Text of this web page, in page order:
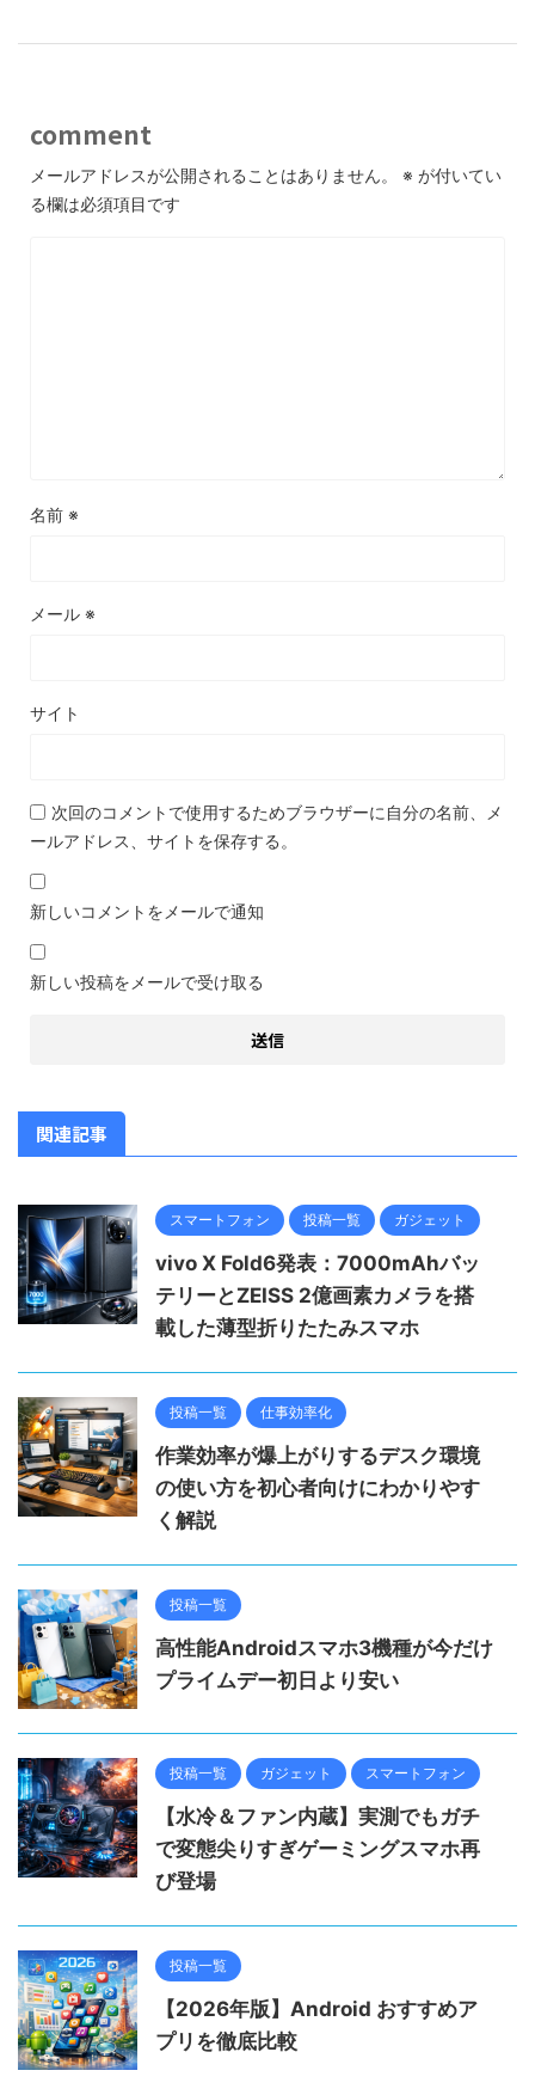
comment
メールアドレスが公開されることはありません。 ※ が付いてい
る欄は必須項目です
名前 ※
メール ※
サイト
次回のコメントで使用するためブラウザーに自分の名前、メ
ールアドレス、サイトを保存する。
新しいコメントをメールで通知
新しい投稿をメールで受け取る
関連記事
スマートフォン 投稿一覧 ガジェット
vivo X Fold6発表：7000mAhバッ
テリーとZEISS 2億画素カメラを搭
載した薄型折りたたみスマホ
投稿一覧 仕事効率化
作業効率が爆上がりするデスク環境
の使い方を初心者向けにわかりやす
く解説
投稿一覧
高性能Androidスマホ3機種が今だけ
プライムデー初日より安い
投稿一覧 ガジェット スマートフォン
【水冷＆ファン内蔵】実測でもガチ
で変態尖りすぎゲーミングスマホ再
び登場
投稿一覧
【2026年版】Android おすすめア
プリを徹底比較